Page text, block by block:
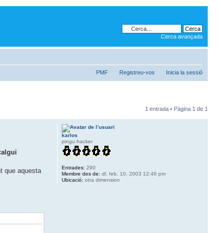
Cerca avançada
PMF Registreu-vos Inicia la sessió
1 entrada • Pàgina 1 de 1
que aquesta
karlos
pingu hacker
Entrades: 290
Membre des de: dl. feb. 10, 2003 12:46 pm
Ubicació: otra dimension